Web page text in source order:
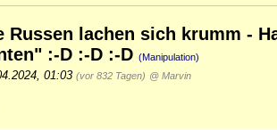
Russen lachen sich krumm -
:-D :-D :-D (Manipulation)
01:03 (vor 832 Tagen) @ Marvin